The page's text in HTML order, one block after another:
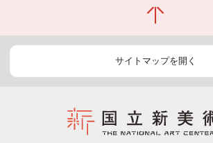
サイトマップを開く